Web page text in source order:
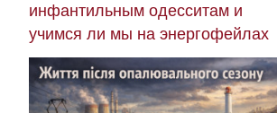
инфантильным одесситам и
учимся ли мы на энергофейлах